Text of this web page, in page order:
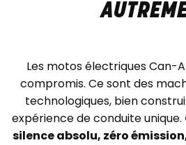
Les motos électriques Can-
compromis. Ce sont des
technologiques, bien
expérience de conduite unique.
silence absolu, zéro